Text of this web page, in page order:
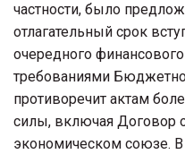
частности, было
отлагательный срок
очередного
требованиями
противоречит актам
силы, включая Договор
экономическом союзе.